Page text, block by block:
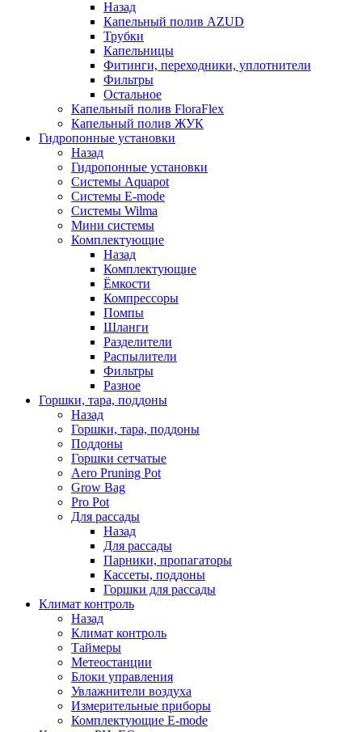
Назад
Капельный полив AZUD
Трубки
Капельницы
Фитинги, переходники, уплотнители
Фильтры
Остальное
Капельный полив FloraFlex
Капельный полив ЖУК
Гидропонные установки
Назад
Гидропонные установки
Системы Aquapot
Системы E-mode
Системы Wilma
Мини системы
Комплектующие
Назад
Комплектующие
Ёмкости
Компрессоры
Помпы
Шланги
Разделители
Распылители
Фильтры
Разное
Горшки, тара, поддоны
Назад
Горшки, тара, поддоны
Поддоны
Горшки сетчатые
Aero Pruning Pot
Grow Bag
Pro Pot
Для рассады
Назад
Для рассады
Парники, пропагаторы
Кассеты, поддоны
Горшки для рассады
Климат контроль
Назад
Климат контроль
Таймеры
Метеостанции
Блоки управления
Увлажнители воздуха
Измерительные приборы
Комплектующие E-mode